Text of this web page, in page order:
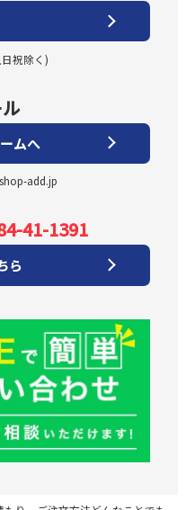
日祝除く)
ムへ
add.jp
41-1391
ら